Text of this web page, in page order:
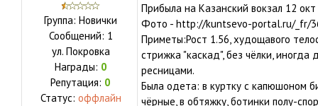
Группа: Новички
Сообщений: 1
ул. Покровка
Награды: 0
Репутация: 0
Статус: оффлайн
Прибыла на Казанский вокзал 12 окт
Фото - http://kuntsevo-portal.ru/_fr/
Приметы:Рост 1.56, худощавого
стрижка "каскад", без чёлки, иногда
ресницами.
Была одета: в куртку с капюшоном
чёрные, в обтяжку, ботинки полу-